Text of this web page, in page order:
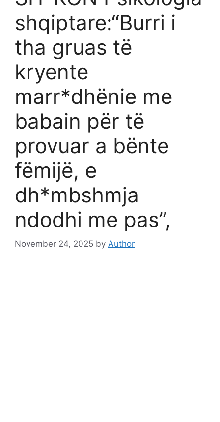
shqiptare:“Burri i
tha gruas të
kryente
marr*dhënie me
babain për të
provuar a bënte
fëmijë, e
dh*mbshmja
ndodhi me pas”,
November 24, 2025 by Author